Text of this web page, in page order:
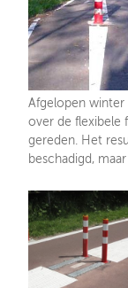
Afgelopen
over de flexibele
gereden. Het
beschadigd,